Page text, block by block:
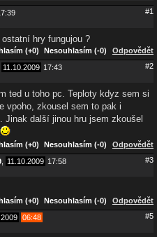
#1
hry fungujou ?
(+0) Nesouhlasím (-0) Odpovědět
11.10.2009 17:43 #2
ted u toho pc. Teploty kdyz sem si
vpoho, zkousel sem to pak i
Jinak další jinou hru jsem zkoušel
(+0) Nesouhlasím (-0) Odpovědět
11.10.2009 17:58 #3
(+0) Nesouhlasím (-0) Odpovědět
06:48 #5